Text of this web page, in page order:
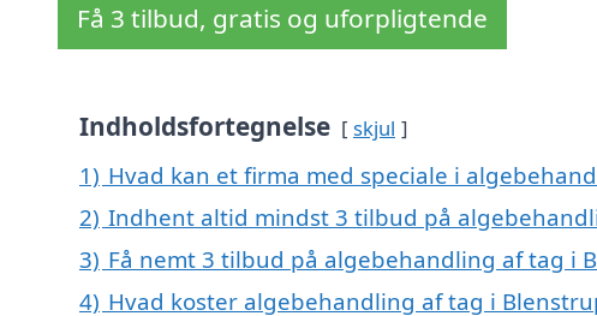
Få 3 tilbud, gratis og uforpligtende
Indholdsfortegnelse skjul
1) Hvad kan et firma med speciale i
2) Indhent altid mindst 3 tilbud på
3) Få nemt 3 tilbud på algebehandling af tag i
4) Hvad koster algebehandling af tag i